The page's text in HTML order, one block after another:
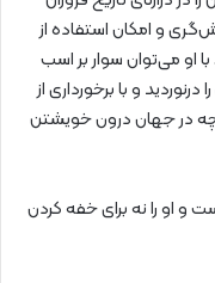
و امکان استفاده از
او می‌توان سوار بر اسب
و با برخورداری از
چه در جهان درون خویشتن
و او را نه برای خفه کردن